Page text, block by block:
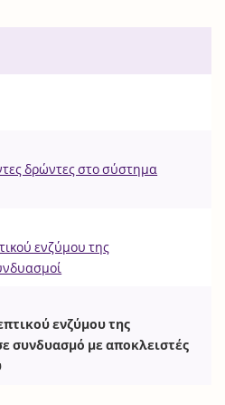
δρώντες στο σύστημα
ενζύμου της
ενζύμου της
συνδυασμό με αποκλειστές